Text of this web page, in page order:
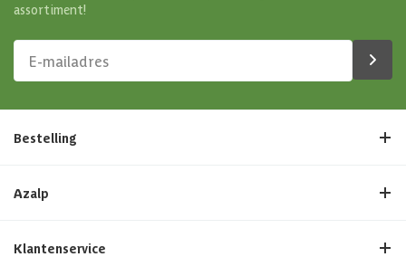
assortiment!
Bestelling
Azalp
Klantenservice